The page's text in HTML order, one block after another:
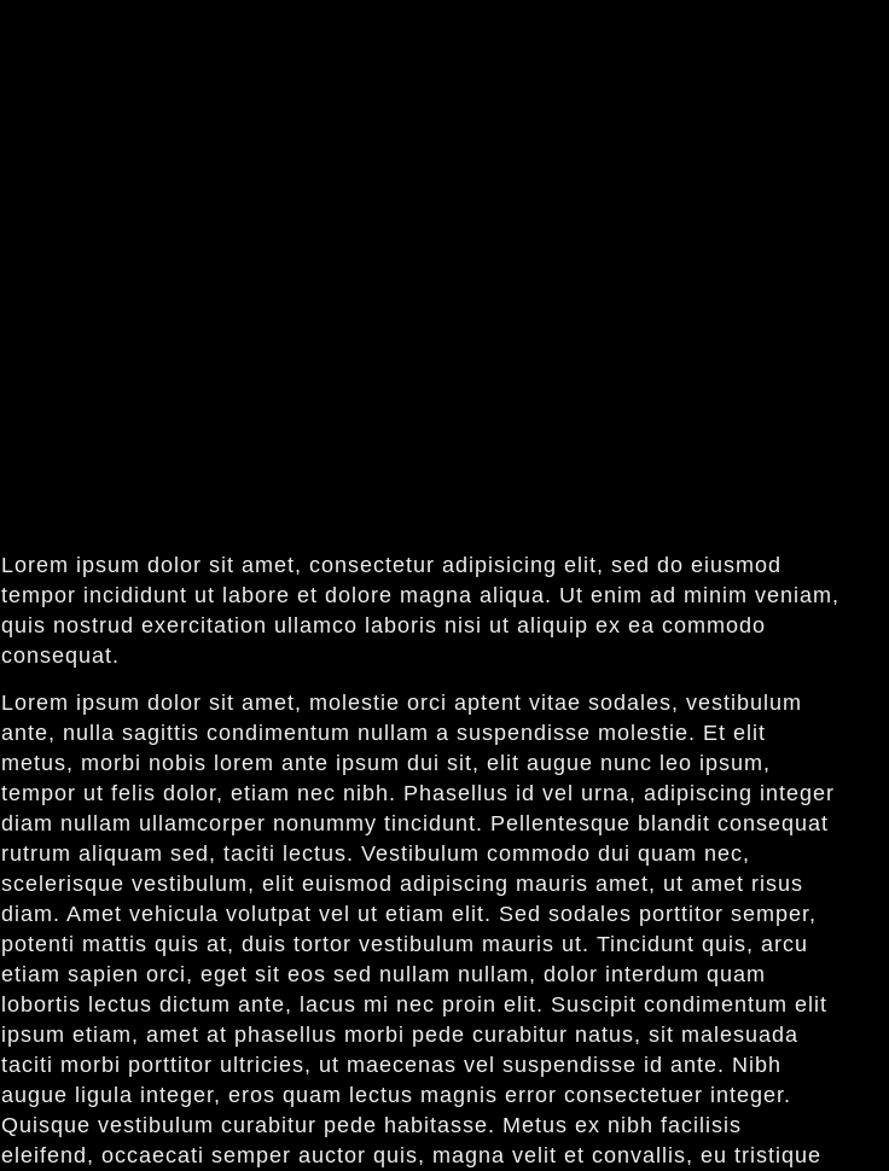
Lorem ipsum dolor sit amet, consectetur adipisicing elit, sed do eiusmod
tempor incididunt ut labore et dolore magna aliqua. Ut enim ad minim veniam,
quis nostrud exercitation ullamco laboris nisi ut aliquip ex ea commodo
consequat.
Lorem ipsum dolor sit amet, molestie orci aptent vitae sodales, vestibulum
ante, nulla sagittis condimentum nullam a suspendisse molestie. Et elit
metus, morbi nobis lorem ante ipsum dui sit, elit augue nunc leo ipsum,
tempor ut felis dolor, etiam nec nibh. Phasellus id vel urna, adipiscing integer
diam nullam ullamcorper nonummy tincidunt. Pellentesque blandit consequat
rutrum aliquam sed, taciti lectus. Vestibulum commodo dui quam nec,
scelerisque vestibulum, elit euismod adipiscing mauris amet, ut amet risus
diam. Amet vehicula volutpat vel ut etiam elit. Sed sodales porttitor semper,
potenti mattis quis at, duis tortor vestibulum mauris ut. Tincidunt quis, arcu
etiam sapien orci, eget sit eos sed nullam nullam, dolor interdum quam
lobortis lectus dictum ante, lacus mi nec proin elit. Suscipit condimentum elit
ipsum etiam, amet at phasellus morbi pede curabitur natus, sit malesuada
taciti morbi porttitor ultricies, ut maecenas vel suspendisse id ante. Nibh
augue ligula integer, eros quam lectus magnis error consectetuer integer.
Quisque vestibulum curabitur pede habitasse. Metus ex nibh facilisis
eleifend, occaecati semper auctor quis, magna velit et convallis, eu tristique